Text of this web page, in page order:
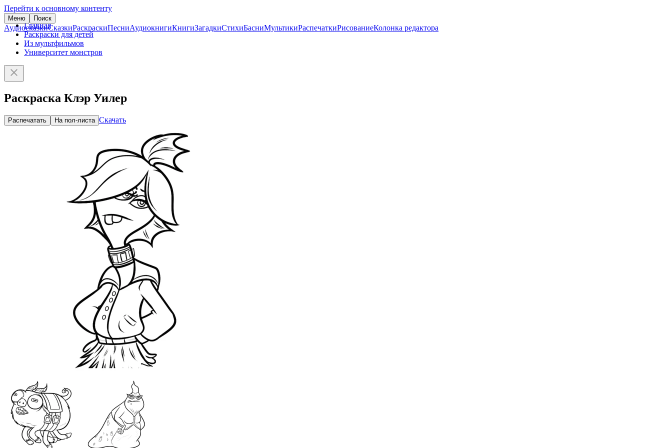
Перейти к основному контенту
Меню Поиск
АудиосказкиСказкиРаскраскиПесниАудиокнигиКнигиЗагадкиСтихиБасниМультикиРаспечаткиРисованиеКолонка редактора
Главная
Раскраски для детей
Из мультфильмов
Университет монстров
Раскраска Клэр Уилер
Распечатать На пол-листа Скачать